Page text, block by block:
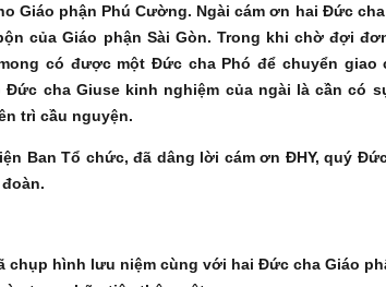
Giáo phận Phú Cường. Ngài cám ơn hai Đức
của Giáo phận Sài Gòn. Trong khi chờ đợi
có được một Đức cha Phó để chuyển giao
Đức cha Giuse kinh nghiệm của ngài là cần có
trì cầu nguyện.
Ban Tổ chức, đã dâng lời cám ơn ĐHY, quý
chụp hình lưu niệm cùng với hai Đức cha Giáo